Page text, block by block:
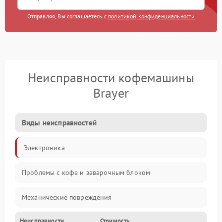
Отправляя, Вы соглашаетесь с политикой конфиденциальности
Неисправности кофемашины
Brayer
Виды неисправностей
Электроника
Проблемы с кофе и заварочным блоком
Механические повреждения